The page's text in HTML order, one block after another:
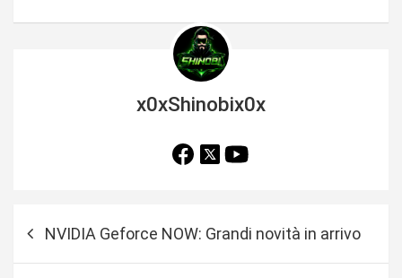
x0xShinobix0x
NVIDIA Geforce NOW: Grandi novità in arrivo